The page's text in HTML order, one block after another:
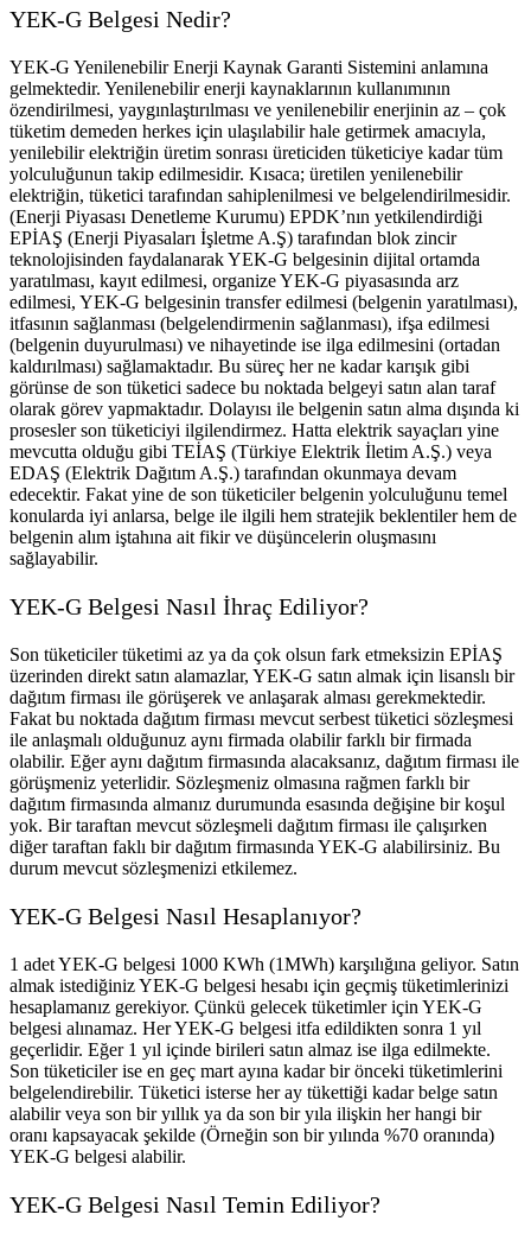
YEK-G Belgesi Nedir?
YEK-G Yenilenebilir Enerji Kaynak Garanti Sistemini anlamına
gelmektedir. Yenilenebilir enerji kaynaklarının kullanımının
özendirilmesi, yaygınlaştırılması ve yenilenebilir enerjinin az – çok
tüketim demeden herkes için ulaşılabilir hale getirmek amacıyla,
yenilebilir elektriğin üretim sonrası üreticiden tüketiciye kadar tüm
yolculuğunun takip edilmesidir. Kısaca; üretilen yenilenebilir
elektriğin, tüketici tarafından sahiplenilmesi ve belgelendirilmesidir.
(Enerji Piyasası Denetleme Kurumu) EPDK’nın yetkilendirdiği
EPİAŞ (Enerji Piyasaları İşletme A.Ş) tarafından blok zincir
teknolojisinden faydalanarak YEK-G belgesinin dijital ortamda
yaratılması, kayıt edilmesi, organize YEK-G piyasasında arz
edilmesi, YEK-G belgesinin transfer edilmesi (belgenin yaratılması),
itfasının sağlanması (belgelendirmenin sağlanması), ifşa edilmesi
(belgenin duyurulması) ve nihayetinde ise ilga edilmesini (ortadan
kaldırılması) sağlamaktadır. Bu süreç her ne kadar karışık gibi
görünse de son tüketici sadece bu noktada belgeyi satın alan taraf
olarak görev yapmaktadır. Dolayısı ile belgenin satın alma dışında ki
prosesler son tüketiciyi ilgilendirmez. Hatta elektrik sayaçları yine
mevcutta olduğu gibi TEİAŞ (Türkiye Elektrik İletim A.Ş.) veya
EDAŞ (Elektrik Dağıtım A.Ş.) tarafından okunmaya devam
edecektir. Fakat yine de son tüketiciler belgenin yolculuğunu temel
konularda iyi anlarsa, belge ile ilgili hem stratejik beklentiler hem de
belgenin alım iştahına ait fikir ve düşüncelerin oluşmasını
sağlayabilir.
YEK-G Belgesi Nasıl İhraç Ediliyor?
Son tüketiciler tüketimi az ya da çok olsun fark etmeksizin EPİAŞ
üzerinden direkt satın alamazlar, YEK-G satın almak için lisanslı bir
dağıtım firması ile görüşerek ve anlaşarak alması gerekmektedir.
Fakat bu noktada dağıtım firması mevcut serbest tüketici sözleşmesi
ile anlaşmalı olduğunuz aynı firmada olabilir farklı bir firmada
olabilir. Eğer aynı dağıtım firmasında alacaksanız, dağıtım firması ile
görüşmeniz yeterlidir. Sözleşmeniz olmasına rağmen farklı bir
dağıtım firmasında almanız durumunda esasında değişine bir koşul
yok. Bir taraftan mevcut sözleşmeli dağıtım firması ile çalışırken
diğer taraftan faklı bir dağıtım firmasında YEK-G alabilirsiniz. Bu
durum mevcut sözleşmenizi etkilemez.
YEK-G Belgesi Nasıl Hesaplanıyor?
1 adet YEK-G belgesi 1000 KWh (1MWh) karşılığına geliyor. Satın
almak istediğiniz YEK-G belgesi hesabı için geçmiş tüketimlerinizi
hesaplamanız gerekiyor. Çünkü gelecek tüketimler için YEK-G
belgesi alınamaz. Her YEK-G belgesi itfa edildikten sonra 1 yıl
geçerlidir. Eğer 1 yıl içinde birileri satın almaz ise ilga edilmekte.
Son tüketiciler ise en geç mart ayına kadar bir önceki tüketimlerini
belgelendirebilir. Tüketici isterse her ay tükettiği kadar belge satın
alabilir veya son bir yıllık ya da son bir yıla ilişkin her hangi bir
oranı kapsayacak şekilde (Örneğin son bir yılında %70 oranında)
YEK-G belgesi alabilir.
YEK-G Belgesi Nasıl Temin Ediliyor?